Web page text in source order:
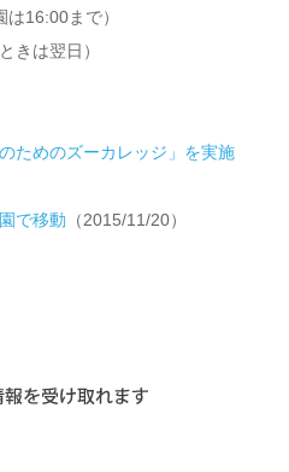
16:00まで）
きは翌日）
ためのズーカレッジ」を実施
で移動 （2015/11/20）